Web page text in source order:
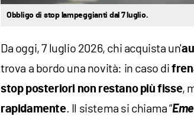
Obbligo di stop lampeggianti dal 7 luglio.
Da oggi, 7 luglio 2026, chi acquista un'
trova a bordo una novità: in caso di
stop posteriori non restano più fisse,
rapidamente. Il sistema si chiama “